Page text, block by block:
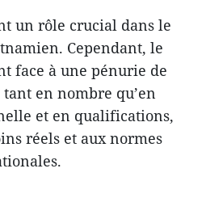
un rôle crucial dans le
Cependant, le
face à une pénurie de
en nombre qu’en
et en qualifications,
réels et aux normes